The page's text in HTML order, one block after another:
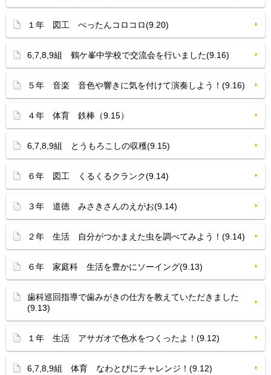
１年 図工 ぺったんコロコロ(9.20)
6,7,8,9組 鶴ケ峯中学校で交流会を行いました(9.16)
５年 音楽 音色や響きに気を付けて演奏しよう！(9.16)
４年 体育 鉄棒（9.15）
6,7,8,9組 とうもろこしの収穫(9.15)
６年 図工 くるくるクランク(9.14)
３年 道徳 みさきさんのえがお(9.14)
２年 生活 自分がつかまえた虫を調べてみよう！(9.14)
６年 家庭科 生活を豊かにソーイング(9.13)
歯科巡回指導で歯みがきの仕方を教えていただきました
(9.13)
１年 生活 アサガオで色水をつくったよ！(9.12)
6,7,8,9組 体育 なわとびにチャレンジ！(9.12)